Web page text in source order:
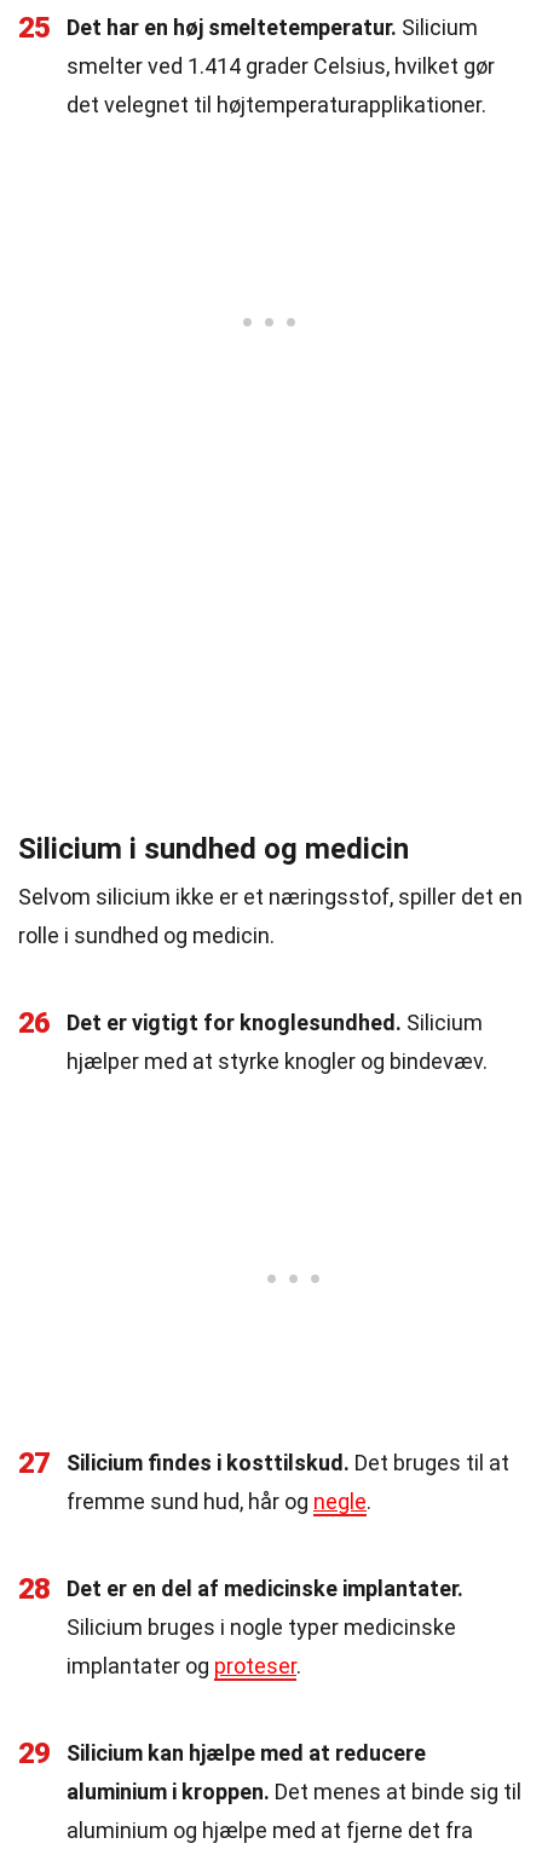
25 Det har en høj smeltetemperatur. Silicium
smelter ved 1.414 grader Celsius, hvilket gør
det velegnet til højtemperaturapplikationer.
Silicium i sundhed og medicin
Selvom silicium ikke er et næringsstof, spiller det en
rolle i sundhed og medicin.
26 Det er vigtigt for knoglesundhed. Silicium
hjælper med at styrke knogler og bindevæv.
27 Silicium findes i kosttilskud. Det bruges til at
fremme sund hud, hår og negle.
28
Det er en del af medicinske implantater.
Silicium bruges i nogle typer medicinske
implantater og proteser.
29
Silicium kan hjælpe med at reducere
aluminium i kroppen. Det menes at binde sig til
aluminium og hjælpe med at fjerne det fra